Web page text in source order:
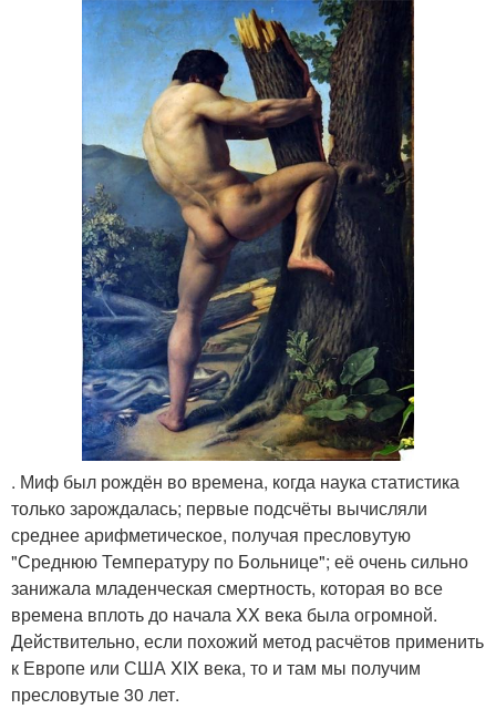
. Миф был рождён во времена, когда наука статистика
только зарождалась; первые подсчёты вычисляли
среднее арифметическое, получая пресловутую
"Среднюю Температуру по Больнице"; её очень сильно
занижала младенческая смертность, которая во все
времена вплоть до начала XX века была огромной.
Действительно, если похожий метод расчётов применить
к Европе или США XIX века, то и там мы получим
пресловутые 30 лет.